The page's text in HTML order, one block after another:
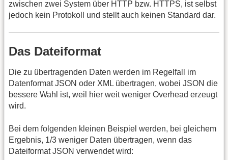
zwischen zwei System über HTTP bzw. HTTPS, ist selbst
jedoch kein Protokoll und stellt auch keinen Standard dar.
Das Dateiformat
Die zu übertragenden Daten werden im Regelfall im
Datenformat JSON oder XML übertragen, wobei JSON die
bessere Wahl ist, weil hier weit weniger Overhead erzeugt
wird.
Bei dem folgenden kleinen Beispiel werden, bei gleichem
Ergebnis, 1/3 weniger Daten übertragen, wenn das
Dateiformat JSON verwendet wird: